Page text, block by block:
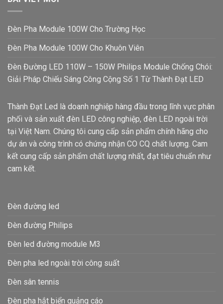
Đèn Pha Module 100W Cho Trường Học
Đèn Pha Module 100W Cho Khuôn Viên
Đèn Đường LED 110W – 150W Philips Module Chống Chói:
Giải Pháp Chiếu Sáng Công Cộng Số 1 Từ Thành Đạt LED
Thành Đạt Led là doanh nghiệp hàng đầu trong lĩnh vực phân
phối và sản xuất đèn LED công nghiệp, đèn LED ngoài trời
tại Việt Nam. Chúng tôi cung cấp sản phẩm chính hãng cho
dự án và công trình có chứng nhận CO CQ chất lượng. Cam
kết cung cấp sản phẩm chất lượng nhất, đạt tiêu chuẩn như
cam kết.
Đèn đường led
Đèn đường Philips
Đèn led đường module M3
Đèn pha led ngoài trời công suất
Đèn sân tennis
Đèn pha hắt biển quảng cáo